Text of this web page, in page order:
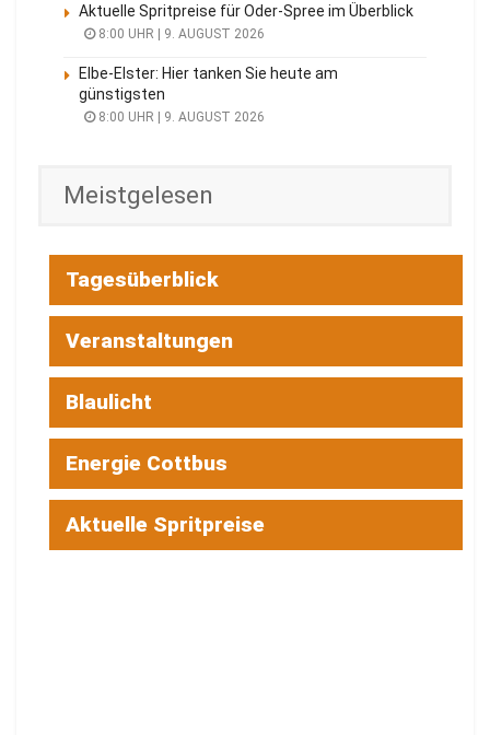
Aktuelle Spritpreise für Oder-Spree im Überblick
8:00 UHR | 9. AUGUST 2026
Elbe-Elster: Hier tanken Sie heute am
günstigsten
8:00 UHR | 9. AUGUST 2026
Meistgelesen
Tagesüberblick
Veranstaltungen
Blaulicht
Energie Cottbus
Aktuelle Spritpreise